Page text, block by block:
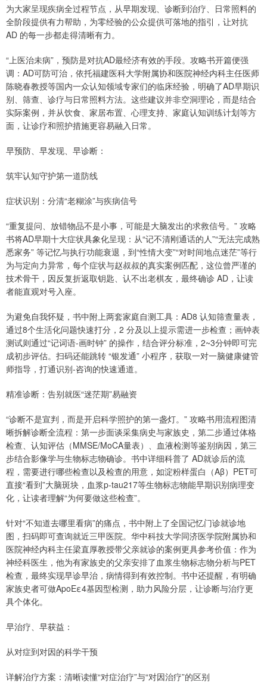
为大家呈现疾病全过程节点，从早期发现、诊断到治疗、日常照料的
全阶段提供有力帮助，为零经验的公众提供可落地的指引，让对抗
AD 的每一步都走得清晰有力。
“上医治未病”，预防是对抗AD最经济有效的手段。攻略书开篇便强
调：AD可防可治，依托福建医科大学附属协和医院神经内科主任医师
陈晓春教授等国内一众认知领域专家们的临床经验，明确了AD早期识
别、筛查、诊疗与日常照料方法。这些建议并非空洞理论，而是结合
实际案例，并从饮食、家居布置、心理支持、家庭认知训练计划等方
面，让诊疗和照护措施更容易融入日常。
早预防、早发现、早诊断：
筑牢认知守护第一道防线
症状识别：分清“老糊涂”与疾病信号
“重复提问、放错物品不是小事，可能是大脑发出的求救信号。” 攻略
书将AD早期十大症状具象化呈现：从“记不清刚通话的人”“无法完成熟
悉家务” 等记忆与执行功能衰退，到“性情大变”“对时间地点迷茫”等行
为与定向力异常，每个症状与赵叔叔的真实案例匹配，这位曾严谨的
技术骨干，因反复折返取钥匙、认不出老棋友，最终确诊 AD，让读
者能直观对号入座。
为避免自我怀疑，书中附上两套家庭自测工具：AD8 认知筛查量表，
通过8个生活化问题快速打分，2 分及以上提示需进一步检查；画钟表
测试则通过“记词语-画时钟” 的操作，结合评分标准，2~3分钟即可完
成初步评估。扫码还能跳转 “银发通” 小程序，获取一对一脑健康健管
师指导，打通识别-咨询的快速通道。
精准诊断：告别就医“迷茫期”易融资
“诊断不是宣判，而是开启科学照护的第一盏灯。” 攻略书用流程图清
晰拆解诊断全流程：第一步面谈采集病史与家族史，第二步通过体格
检查、认知评估（MMSE/MoCA量表）、血液检测等鉴别病因，第三
步结合影像学与生物标志物确诊。书中详细科普了 AD就诊后的流
程，需要进行哪些检查以及检查的用意，如淀粉样蛋白（Aβ）PET可
直接“看到”大脑斑块，血浆p-tau217等生物标志物能早期识别病理变
化，让读者理解“为何要做这些检查”。
针对“不知道去哪里看病”的痛点，书中附上了全国记忆门诊就诊地
图，扫码即可查询就近三甲医院。华中科技大学同济医学院附属协和
医院神经内科主任梁直厚教授带父亲就诊的案例更具参考价值：作为
神经科医生，他为有家族史的父亲安排了血浆生物标志物分析与PET
检查，最终实现早诊早治，病情得到有效控制。书中还提醒，有明确
家族史者可做ApoEε4基因型检测，助力风险分层，让诊断与治疗更
具个体化。
早治疗、早获益：
从对症到对因的科学干预
详解治疗方案：清晰读懂“对症治疗”与“对因治疗”的区别